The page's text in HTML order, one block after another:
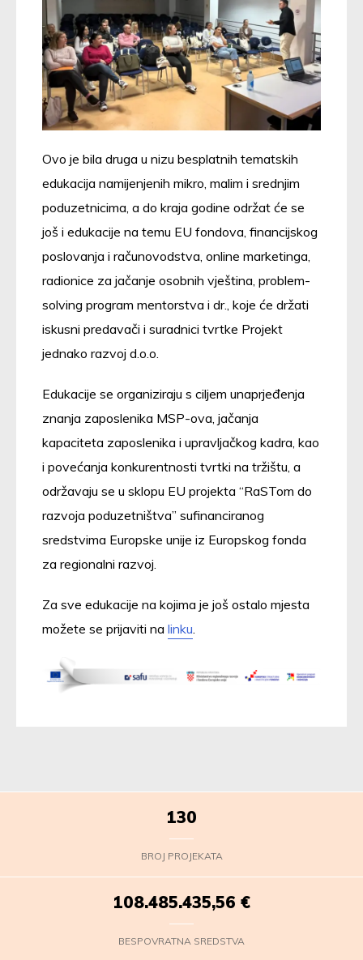
Ovo je bila druga u nizu besplatnih tematskih
edukacija namijenjenih mikro, malim i srednjim
poduzetnicima, a do kraja godine održat će se
još i edukacije na temu EU fondova, financijskog
poslovanja i računovodstva, online marketinga,
radionice za jačanje osobnih vještina, problem-
solving program mentorstva i dr., koje će držati
iskusni predavači i suradnici tvrtke Projekt
jednako razvoj d.o.o.
Edukacije se organiziraju s ciljem unaprjeđenja
znanja zaposlenika MSP-ova, jačanja
kapaciteta zaposlenika i upravljačkog kadra, kao
i povećanja konkurentnosti tvrtki na tržištu, a
održavaju se u sklopu EU projekta “RaSTom do
razvoja poduzetništva” sufinanciranog
sredstvima Europske unije iz Europskog fonda
za regionalni razvoj.
Za sve edukacije na kojima je još ostalo mjesta
možete se prijaviti na linku
130
BROJ PROJEKATA
108.485.436,72 €
BESPOVRATNA SREDSTVA